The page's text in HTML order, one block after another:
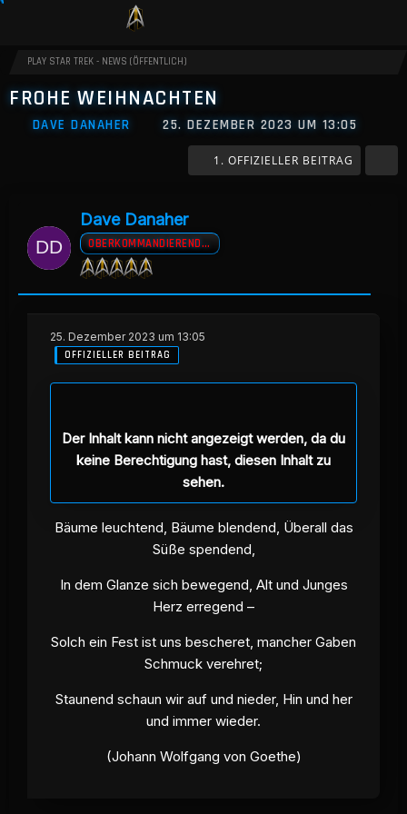
PLAY STAR TREK - NEWS (ÖFFENTLICH)
FROHE WEIHNACHTEN
DAVE DANAHER 25. DEZEMBER 2023 UM 13:05
1. OFFIZIELLER BEITRAG
Dave Danaher
OBERKOMMANDIERENDER A.D
25. Dezember 2023 um 13:05
OFFIZIELLER BEITRAG
Der Inhalt kann nicht angezeigt werden, da du
keine Berechtigung hast, diesen Inhalt zu
sehen.
Bäume leuchtend, Bäume blendend, Überall das
Süße spendend,
In dem Glanze sich bewegend, Alt und Junges
Herz erregend –
Solch ein Fest ist uns bescheret, mancher Gaben
Schmuck verehret;
Staunend schaun wir auf und nieder, Hin und her
und immer wieder.
(Johann Wolfgang von Goethe)